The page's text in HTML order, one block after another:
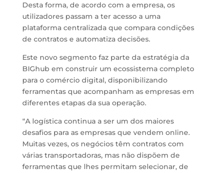
Desta forma, de acordo com a empresa, os
utilizadores passam a ter acesso a uma
plataforma centralizada que compara condições
de contratos e automatiza decisões.
Este novo segmento faz parte da estratégia da
BIGhub em construir um ecossistema completo
para o comércio digital, disponibilizando
ferramentas que acompanham as empresas em
diferentes etapas da sua operação.
“A logística continua a ser um dos maiores
desafios para as empresas que vendem online.
Muitas vezes, os negócios têm contratos com
várias transportadoras, mas não dispõem de
ferramentas que lhes permitam selecionar, de